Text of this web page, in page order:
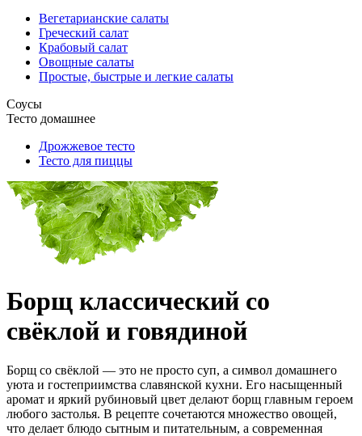
Вегетарианские салаты
Греческий салат
Крабовый салат
Овощные салаты
Простые, быстрые и легкие салаты
Соусы
Тесто домашнее
Дрожжевое тесто
Тесто для пиццы
Борщ классический со
свёклой и говядиной
Борщ со свёклой — это не просто суп, а символ домашнего
уюта и гостеприимства славянской кухни. Его насыщенный
аромат и яркий рубиновый цвет делают борщ главным героем
любого застолья. В рецепте сочетаются множество овощей,
что делает блюдо сытным и питательным, а современная